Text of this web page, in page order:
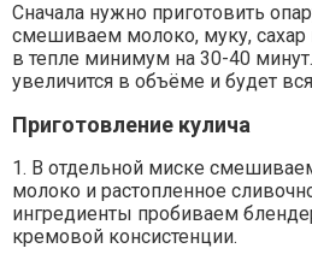
Сначала нужно приготовить
смешиваем молоко, муку,
в тепле минимум на 30-40
увеличится в объёме и будет
Приготовление кулича
1. В отдельной миске
молоко и растопленное
ингредиенты пробиваем
кремовой консистенции.